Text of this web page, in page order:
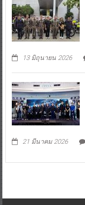
13 มิถุนายน 2026
21 มีนาคม 2026